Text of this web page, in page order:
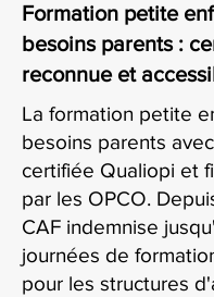
Formation petite
besoins parents :
reconnue et
La formation petite
besoins parents
certifiée Qualiopi et
par les OPCO.
CAF indemnise
journées de
pour les structures